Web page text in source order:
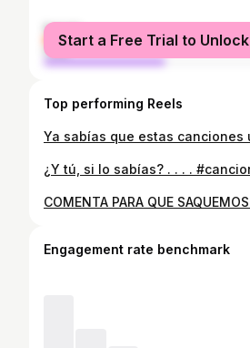
female
male
Start a Free Trial to Unlock
Top performing Reels
Engagement rate benchmark